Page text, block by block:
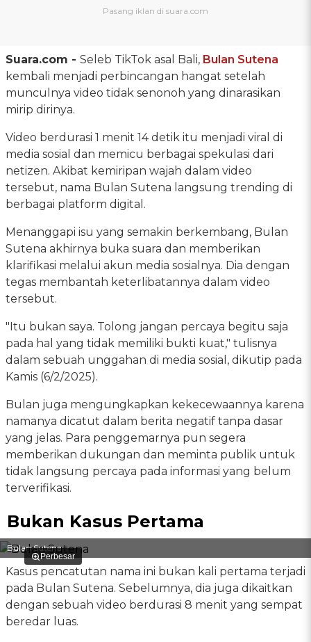
Suara.com - Seleb TikTok asal Bali, Bulan Sutena
kembali menjadi perbincangan hangat setelah
munculnya video tidak senonoh yang dinarasikan
mirip dirinya.
Video berdurasi 1 menit 14 detik itu menjadi viral di
media sosial dan memicu berbagai spekulasi dari
netizen. Akibat kemiripan wajah dalam video
tersebut, nama Bulan Sutena langsung trending di
berbagai platform digital.
Menanggapi isu yang semakin berkembang, Bulan
Sutena akhirnya buka suara dan memberikan
klarifikasi melalui akun media sosialnya. Dia dengan
tegas membantah keterlibatannya dalam video
tersebut.
"Itu bukan saya. Tolong jangan percaya begitu saja
pada hal yang tidak memiliki bukti kuat," tulisnya
dalam sebuah unggahan di media sosial, dikutip pada
Kamis (6/2/2025).
Bulan juga mengungkapkan kekecewaannya karena
namanya dicatut dalam berita negatif tanpa dasar
yang jelas. Para penggemarnya pun segera
memberikan dukungan dan meminta publik untuk
tidak langsung percaya pada informasi yang belum
terverifikasi.
Bukan Kasus Pertama
Perbesar
Bulan Sutena
Kasus pencatutan nama ini bukan kali pertama terjadi
pada Bulan Sutena. Sebelumnya, dia juga dikaitkan
dengan sebuah video berdurasi 8 menit yang sempat
beredar luas.